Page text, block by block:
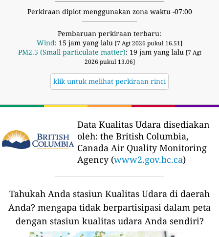
Perkiraan diplot menggunakan zona waktu -07:00
Pembaruan perkiraan terbaru:
Wind: 15 jam yang lalu [7 Agt 2026 pukul 16.51]
PM2.5 (Small particulate matter): 19 jam yang lalu [7 Agt
2026 pukul 13.06]
klik untuk melihat perkiraan rinci
Data Kualitas Udara disediakan
oleh: the British Columbia,
Canada Air Quality Monitoring
Agency (www2.gov.bc.ca)
Tahukah Anda stasiun Kualitas Udara di daerah
Anda? mengapa tidak berpartisipasi dalam peta
dengan stasiun kualitas udara Anda sendiri?